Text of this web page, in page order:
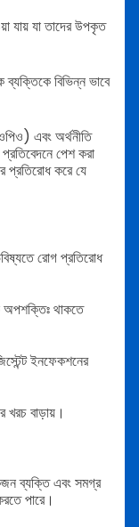
যায় যা তাদের উপকৃত
ব্যক্তিকে বিভিন্ন ভাবে
এবং অর্থনীতি
পেশ করা
প্রতিরোধ করে যে
রোগ প্রতিরোধ
অপশক্তিঃ থাকতে
ইনফেকশনের
খরচ বাড়ায়।
ব্যক্তি এবং সমগ্র
পারে।